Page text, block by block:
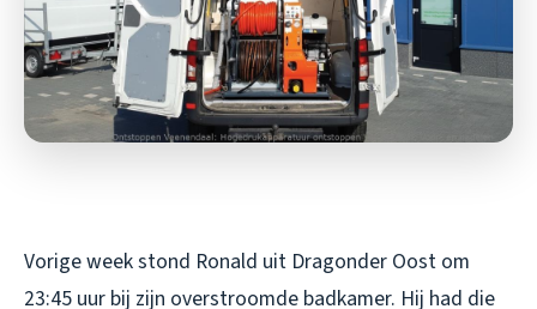
Vorige week stond Ronald uit Dragonder Oost om
23:45 uur bij zijn overstroomde badkamer. Hij had die